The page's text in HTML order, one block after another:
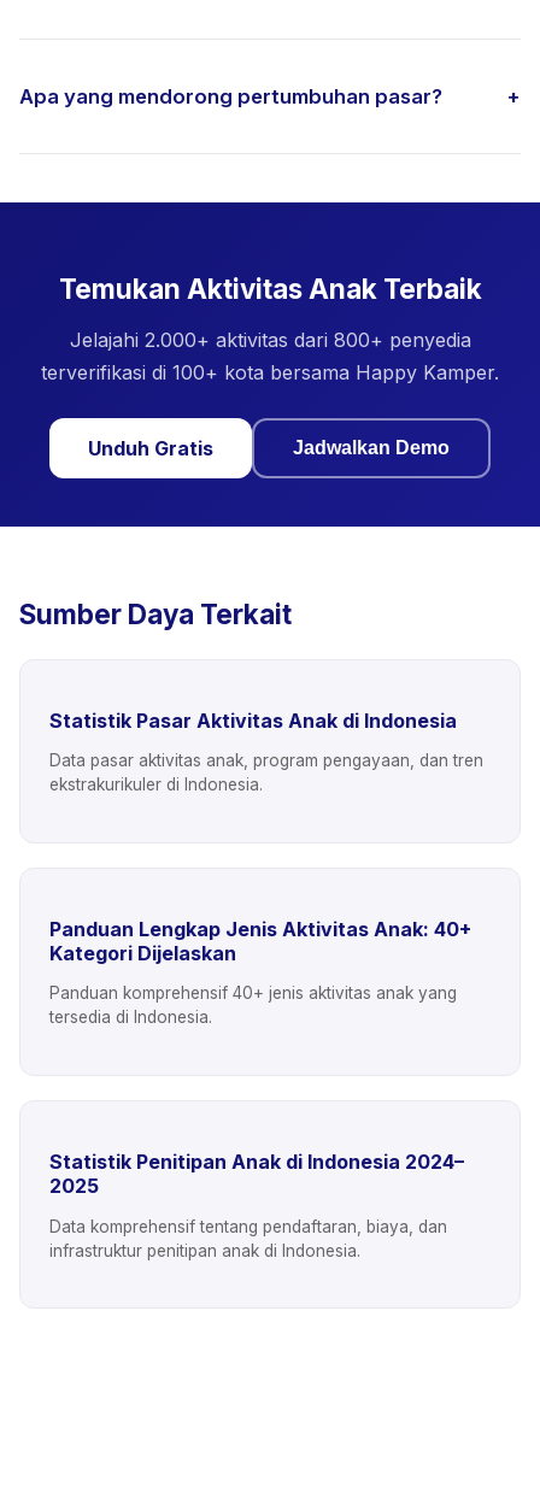
Apa yang mendorong pertumbuhan pasar? +
Temukan Aktivitas Anak Terbaik
Jelajahi 2.000+ aktivitas dari 800+ penyedia
terverifikasi di 100+ kota bersama Happy Kamper.
Unduh Gratis Jadwalkan Demo
Sumber Daya Terkait
Statistik Pasar Aktivitas Anak di Indonesia
Data pasar aktivitas anak, program pengayaan, dan tren
ekstrakurikuler di Indonesia.
Panduan Lengkap Jenis Aktivitas Anak: 40+
Kategori Dijelaskan
Panduan komprehensif 40+ jenis aktivitas anak yang
tersedia di Indonesia.
Statistik Penitipan Anak di Indonesia 2024–
2025
Data komprehensif tentang pendaftaran, biaya, dan
infrastruktur penitipan anak di Indonesia.